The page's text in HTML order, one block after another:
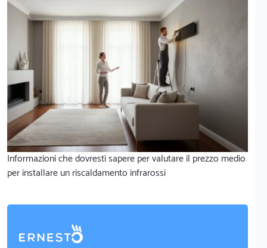
Informazioni che dovresti sapere per valutare il prezzo medio
per installare un riscaldamento infrarossi